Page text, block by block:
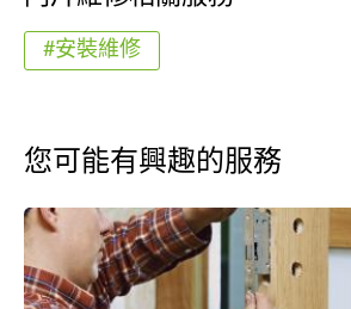
#安裝維修
您可能有興趣的服務